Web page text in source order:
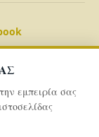
εμπειρία σας